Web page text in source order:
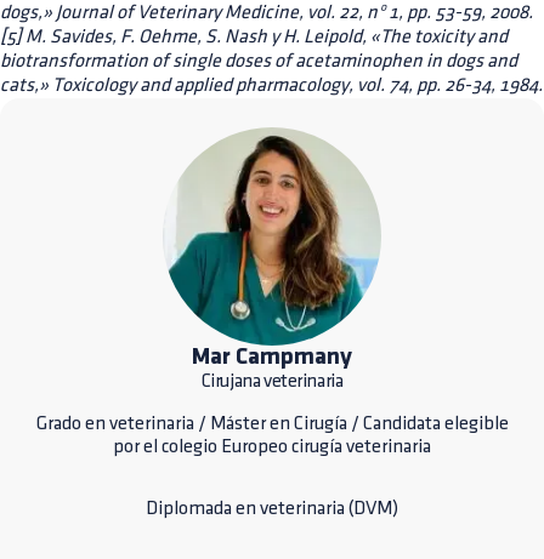
dogs,» Journal of Veterinary Medicine, vol. 22, nº 1, pp. 53-59, 2008.
[5] M. Savides, F. Oehme, S. Nash y H. Leipold, «The toxicity and
biotransformation of single doses of acetaminophen in dogs and
cats,» Toxicology and applied pharmacology, vol. 74, pp. 26-34, 1984.
Mar Campmany
Cirujana veterinaria
Grado en veterinaria / Máster en Cirugía / Candidata elegible
por el colegio Europeo cirugía veterinaria
Diplomada en veterinaria (DVM)